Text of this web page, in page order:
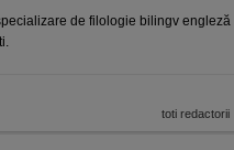
de filologie bilingv engleză
toti redactorii